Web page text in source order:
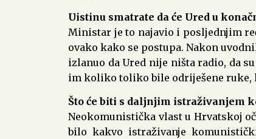
Uistinu smatrate da će Ured u
Ministar je to najavio i posljednjim
ovako kako se postupa. Nakon
izlanuo da Ured nije ništa radio, da
im koliko toliko bile odriješene ruke,
Što će biti s daljnjim istraživanjem
Neokomunistička vlast u Hrvatskoj
bilo kakvo istraživanje